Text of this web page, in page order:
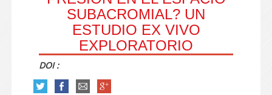
SUBACROMIAL? UN
ESTUDIO EX VIVO
EXPLORATORIO
DOI :